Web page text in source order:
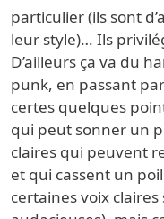
particulier (ils sont
leur style)… Ils
D’ailleurs ça va du
punk, en passant
certes quelques
qui peut sonner un
claires qui peuvent
et qui cassent un
certaines voix claires